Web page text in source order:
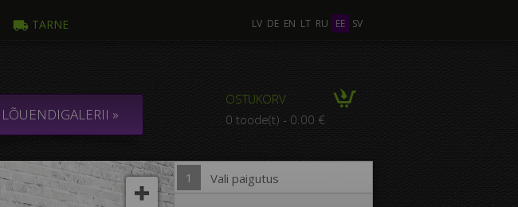
LV DE EN LT RU EE SV
TARNE
OSTUKORV
0 toode(t) - 0.00 €
LÕUENDIGALERII »
1 Vali paigutus
KOLLAAŽ / KOMPOSITSIOON mitmest